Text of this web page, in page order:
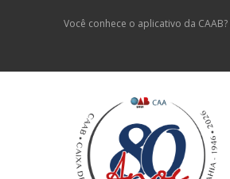
Você conhece o aplicativo da CAAB?